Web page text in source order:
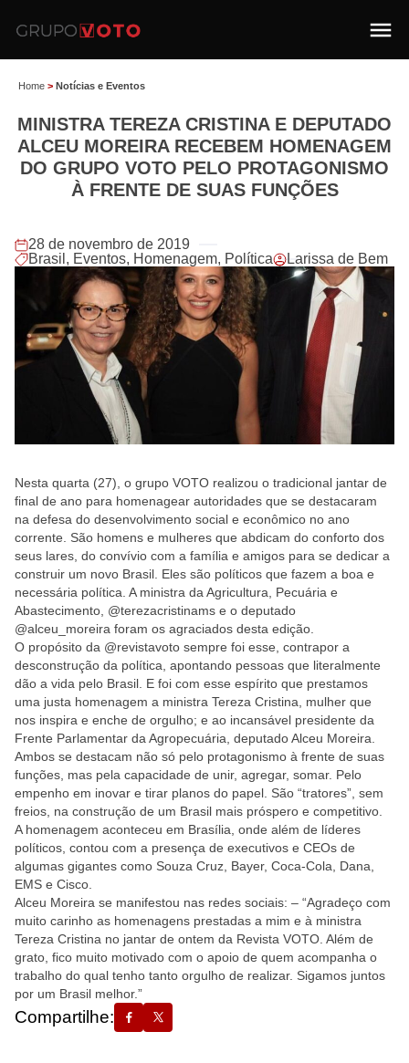
Home > Notícias e Eventos
MINISTRA TEREZA CRISTINA E DEPUTADO
ALCEU MOREIRA RECEBEM HOMENAGEM
DO GRUPO VOTO PELO PROTAGONISMO
À FRENTE DE SUAS FUNÇÕES
28 de novembro de 2019
Brasil , Eventos, Homenagem, Política Larissa de Bem
Nesta quarta (27), o grupo VOTO realizou o tradicional jantar de
final de ano para homenagear autoridades que se destacaram
na defesa do desenvolvimento social e econômico no ano
corrente. São homens e mulheres que abdicam do conforto dos
seus lares, do convívio com a família e amigos para se dedicar a
construir um novo Brasil. Eles são políticos que fazem a boa e
necessária política. A ministra da Agricultura, Pecuária e
Abastecimento, @terezacristinams e o deputado
@alceu_moreira foram os agraciados desta edição.
O propósito da @revistavoto sempre foi esse, contrapor a
desconstrução da política, apontando pessoas que literalmente
dão a vida pelo Brasil. E foi com esse espírito que prestamos
uma justa homenagem a ministra Tereza Cristina, mulher que
nos inspira e enche de orgulho; e ao incansável presidente da
Frente Parlamentar da Agropecuária, deputado Alceu Moreira.
Ambos se destacam não só pelo protagonismo à frente de suas
funções, mas pela capacidade de unir, agregar, somar. Pelo
empenho em inovar e tirar planos do papel. São “tratores”, sem
freios, na construção de um Brasil mais próspero e competitivo.
A homenagem aconteceu em Brasília, onde além de líderes
políticos, contou com a presença de executivos e CEOs de
algumas gigantes como Souza Cruz, Bayer, Coca-Cola, Dana,
EMS e Cisco.
Alceu Moreira se manifestou nas redes sociais: – “Agradeço com
muito carinho as homenagens prestadas a mim e à ministra
Tereza Cristina no jantar de ontem da Revista VOTO. Além de
grato, fico muito motivado com o apoio de quem acompanha o
trabalho do qual tenho tanto orgulho de realizar. Sigamos juntos
por um Brasil melhor.”
Compartilhe: